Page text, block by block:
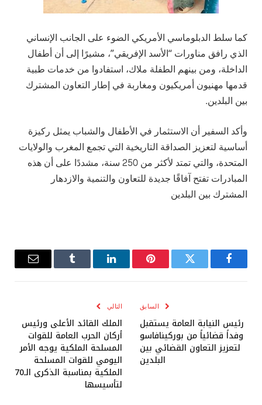
كما سلط الدبلوماسي الأمريكي الضوء على الجانب الإنساني
الذي رافق مناورات “الأسد الإفريقي”، مشيرًا إلى أن أطفال
الداخلة، ومن بينهم الطفلة ملاك، استفادوا من خدمات طبية
قدمها مهنيون أمريكيون ومغاربة في إطار التعاون المشترك
بين البلدين.
وأكد السفير أن الاستثمار في الأطفال والشباب يمثل ركيزة
أساسية لتعزيز الصداقة التاريخية التي تجمع المغرب والولايات
المتحدة، والتي تمتد لأكثر من 250 سنة، مشددًا على أن هذه
المبادرات تفتح آفاقًا جديدة للتعاون والتنمية والازدهار
المشترك بين البلدين
فيسبوك تويتر بينتيريستلينكدإن Tumblr
البريد
السابق
رئيس النيابة العامة يستقبل
وفداً قضائياً من بوركينافاسو
لتعزيز التعاون القضائي بين
البلدين
التالي
الملك القائد الأعلى ورئيس
أركان الحرب العامة للقوات
المسلحة الملكية يوجه الأمر
اليومي للقوات المسلحة
الملكية بمناسبة الذكرى الـ70
لتأسيسها